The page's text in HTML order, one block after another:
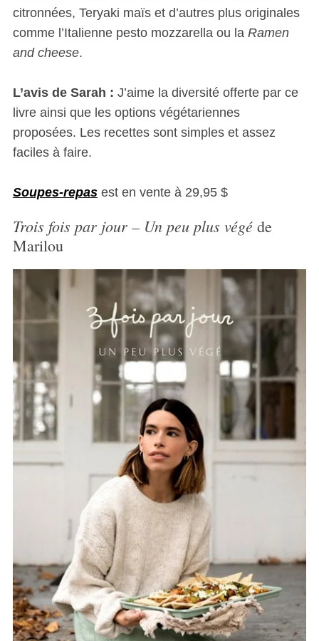
citronnées, Teryaki maïs et d’autres plus originales
comme l’Italienne pesto mozzarella ou la Ramen
and cheese.
L’avis de Sarah : J’aime la diversité offerte par ce
livre ainsi que les options végétariennes
proposées. Les recettes sont simples et assez
faciles à faire.
Soupes-repasest en vente à 29,95 $
Trois fois par jour – Un peu plus végéde
Marilou